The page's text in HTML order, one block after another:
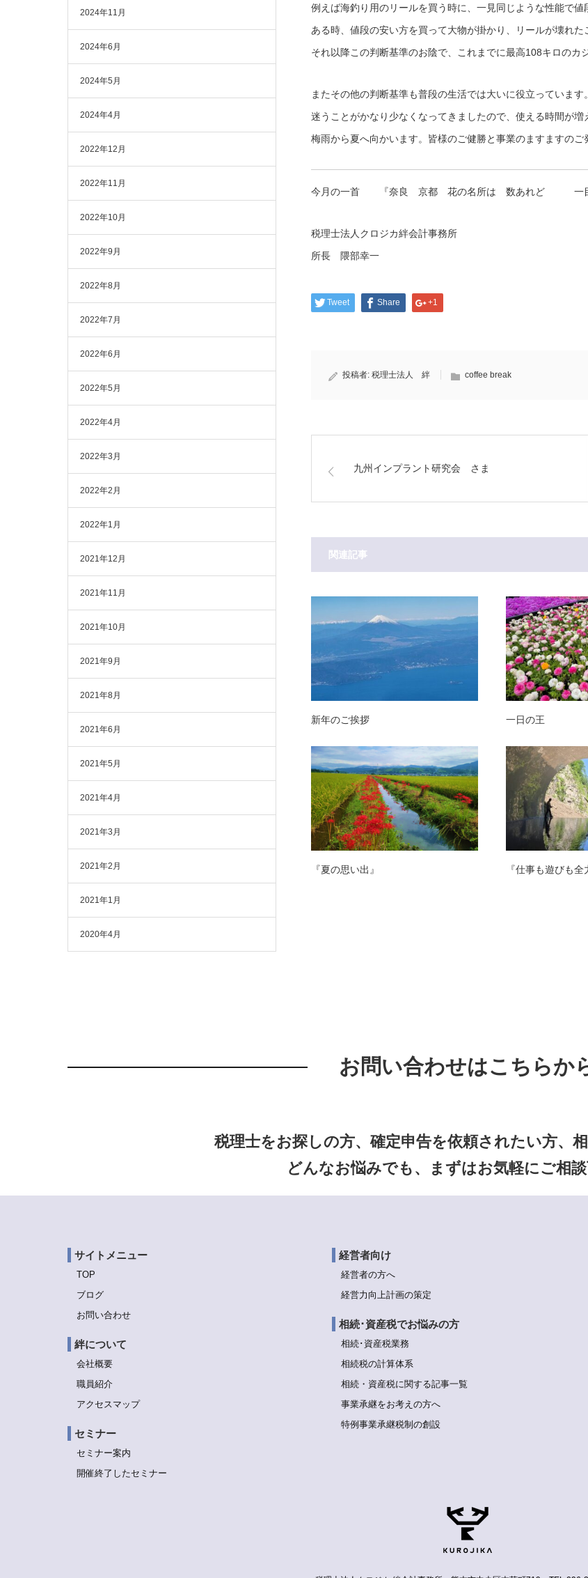
例えば海釣り用のリールを買う時に、一見同じような性能で値
ある時、値段の安い方を買って大物が掛かり、リールが壊れた
それ以降この判断基準のお陰で、これまでに最高108キロのカ
またその他の判断基準も普段の生活では大いに役立っています。
迷うことがかなり少なくなってきましたので、使える時間が増
梅雨から夏へ向かいます。皆様のご健勝と事業のますますのご
今月の一首 『奈良 京都 花の名所は 数あれど 一目
税理士法人クロジカ絆会計事務所
所長 隈部幸一
Tweet Share +1
投稿者: 税理士法人 絆 coffee break
九州インプラント研究会 さま
関連記事
新年のご挨拶 一日の王
『夏の思い出』 『仕事も遊びも全
2024年11月
2024年6月
2024年5月
2024年4月
2022年12月
2022年11月
2022年10月
2022年9月
2022年8月
2022年7月
2022年6月
2022年5月
2022年4月
2022年3月
2022年2月
2022年1月
2021年12月
2021年11月
2021年10月
2021年9月
2021年8月
2021年6月
2021年5月
2021年4月
2021年3月
2021年2月
2021年1月
2020年4月
お問い合わせはこちらか
税理士をお探しの方、確定申告を依頼されたい方、
どんなお悩みでも、まずはお気軽にご相談
サイトメニュー
TOP
ブログ
お問い合わせ
絆について
会社概要
職員紹介
アクセスマップ
セミナー
セミナー案内
開催終了したセミナー
経営者向け
経営者の方へ
経営力向上計画の策定
相続･資産税でお悩みの方
相続･資産税業務
相続税の計算体系
相続・資産税に関する記事一覧
事業承継をお考えの方へ
特例事業承継税制の創設